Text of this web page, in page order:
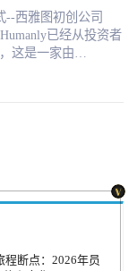
过以候选人体验为
需要为每一次互动
的体验和集成的数
提供采购和参与功
队之间的对话，为
包括自动候选人筛
是成为全球道德人工
规模公平招聘过程
能原则。 由于
然而，尽管团队规
招聘人员因此而承
对能提高他们效率
莱恩-莱普蒂奇
公司于2019年从Y
--西雅图初创公司
这是一家由
Dinsdale和
来自亚马逊和微软的
项目。从
了变化。 许多
的数据显示，自
退或解雇。 对于
大量的求职申请，
常紧张。 在科
转 "的劳动力市场上
程断点：2026年员